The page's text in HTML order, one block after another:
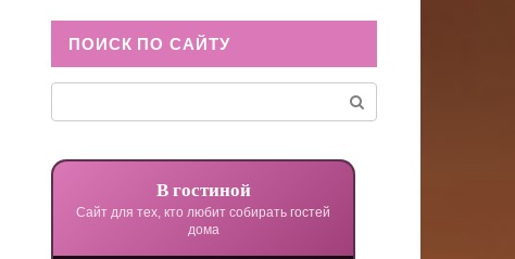
ПОИСК ПО САЙТУ
В гостиной
Сайт для тех, кто любит собирать гостей
дома